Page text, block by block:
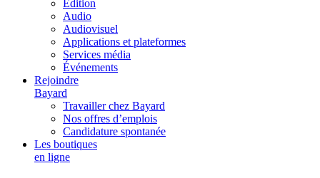
Édition
Audio
Audiovisuel
Applications et plateformes
Services média
Événements
Rejoindre
Bayard
Travailler chez Bayard
Nos offres d’emplois
Candidature spontanée
Les boutiques
en ligne